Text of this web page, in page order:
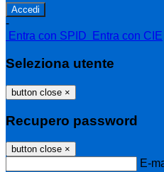
-
Entra con SPID
Entra con CIE
Seleziona utente
button close ×
Recupero password
button close ×
E-